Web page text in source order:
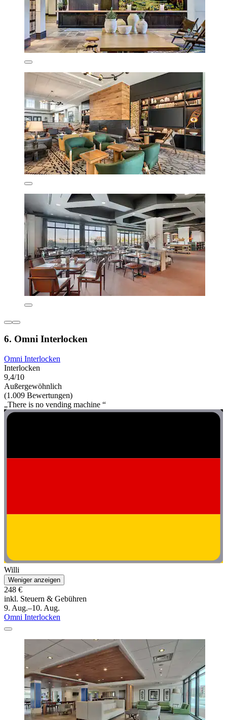
6. Omni Interlocken
Omni Interlocken
Interlocken
9,4/10
Außergewöhnlich
(1.009 Bewertungen)
„There is no vending machine “
Willi
Weniger anzeigen
248 €
inkl. Steuern & Gebühren
9. Aug.–10. Aug.
Omni Interlocken